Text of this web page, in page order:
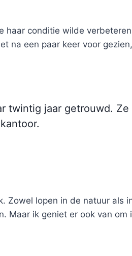
conditie wilde
na een paar keer voor
twintig jaar getrouwd.
lopen in de natuur als
Maar ik geniet er ook van